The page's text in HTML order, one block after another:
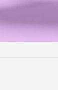
キ
ッ
プ
に
移
動